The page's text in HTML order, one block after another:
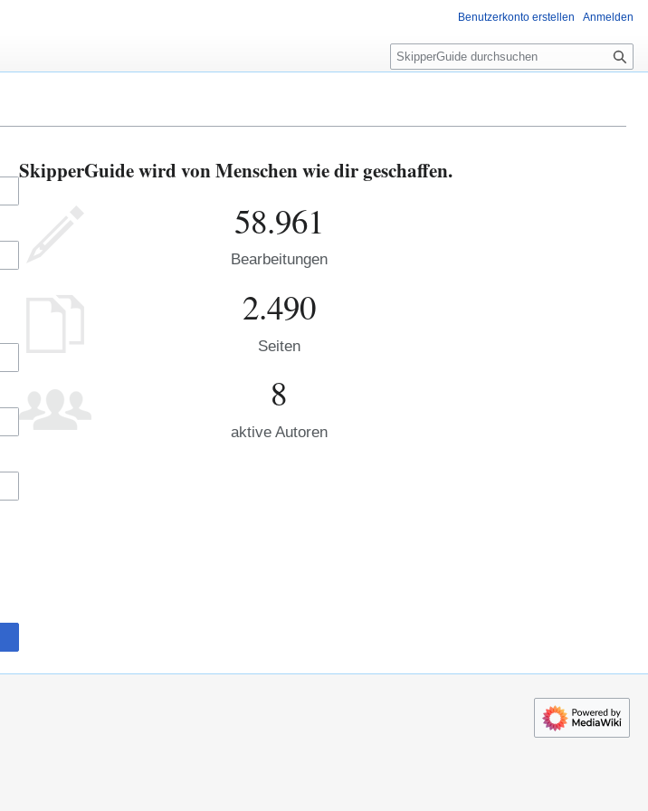
SkipperGuide wird von Menschen wie dir geschaffen.
58.961
Bearbeitungen
2.490
Seiten
8
aktive Autoren
Benutzerkonto erstellen Anmelden
S
u
e